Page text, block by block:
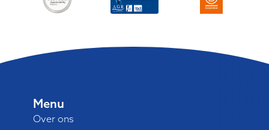
Menu
Over ons